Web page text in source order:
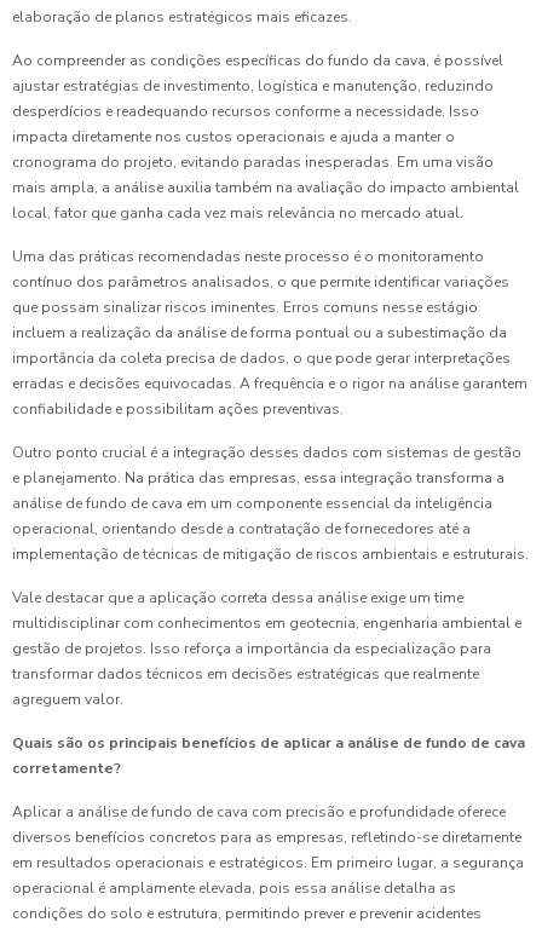
elaboração de planos estratégicos mais eficazes.
Ao compreender as condições específicas do fundo da cava, é possível
ajustar estratégias de investimento, logística e manutenção, reduzindo
desperdícios e readequando recursos conforme a necessidade. Isso
impacta diretamente nos custos operacionais e ajuda a manter o
cronograma do projeto, evitando paradas inesperadas. Em uma visão
mais ampla, a análise auxilia também na avaliação do impacto ambiental
local, fator que ganha cada vez mais relevância no mercado atual.
Uma das práticas recomendadas neste processo é o monitoramento
contínuo dos parâmetros analisados, o que permite identificar variações
que possam sinalizar riscos iminentes. Erros comuns nesse estágio
incluem a realização da análise de forma pontual ou a subestimação da
importância da coleta precisa de dados, o que pode gerar interpretações
erradas e decisões equivocadas. A frequência e o rigor na análise garantem
confiabilidade e possibilitam ações preventivas.
Outro ponto crucial é a integração desses dados com sistemas de gestão
e planejamento. Na prática das empresas, essa integração transforma a
análise de fundo de cava em um componente essencial da inteligência
operacional, orientando desde a contratação de fornecedores até a
implementação de técnicas de mitigação de riscos ambientais e estruturais.
Vale destacar que a aplicação correta dessa análise exige um time
multidisciplinar com conhecimentos em geotecnia, engenharia ambiental e
gestão de projetos. Isso reforça a importância da especialização para
transformar dados técnicos em decisões estratégicas que realmente
agreguem valor.
Quais são os principais benefícios de aplicar a análise de fundo de cava
corretamente?
Aplicar a análise de fundo de cava com precisão e profundidade oferece
diversos benefícios concretos para as empresas, refletindo-se diretamente
em resultados operacionais e estratégicos. Em primeiro lugar, a segurança
operacional é amplamente elevada, pois essa análise detalha as
condições do solo e estrutura, permitindo prever e prevenir acidentes